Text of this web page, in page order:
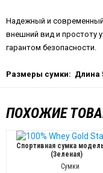
Надежный и
внешний вид и простоту
гарантом безопасности.
Размеры сумки: Длина
ПОХОЖИЕ
Спортивная сумка
(Зеленая)
Сумки